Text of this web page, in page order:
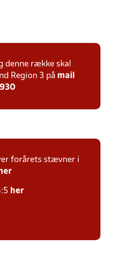
denne række skal
Region 3 på mail
forårets stævner i
her
her